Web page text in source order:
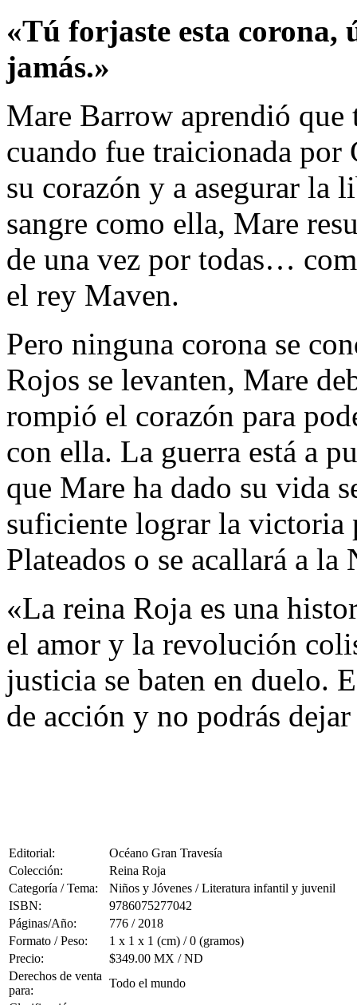
«Tú forjaste esta corona,
jamás.»
Mare Barrow aprendió
cuando fue traicionada por
su corazón y a asegurar la
sangre como ella, Mare
de una vez por todas…
el rey Maven.
Pero ninguna corona se
Rojos se levanten, Mare
rompió el corazón para
con ella. La guerra está a
que Mare ha dado su vida
suficiente lograr la victoria
Plateados o se acallará a
«La reina Roja es una
el amor y la revolución
justicia se baten en duelo.
de acción y no podrás
Editorial:
Océano Gran Travesía
Colección:
Reina Roja
Categoría / Tema:
Niños y Jóvenes / Literatura infantil y juvenil
ISBN:
9786075277042
Páginas/Año:
776 / 2018
Formato / Peso:
1 x 1 x 1 (cm) / 0 (gramos)
Precio:
$349.00 MX / ND
Derechos de venta
para:
Todo el mundo